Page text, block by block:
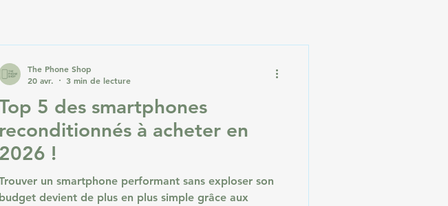
5 des smartphones
reconditionnés à acheter en
2026 !
un smartphone performant sans exploser son
budget devient de plus en plus simple grâce aux
The Phone Shop
20 avr.
3 min de lecture